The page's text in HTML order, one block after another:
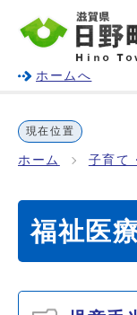
ホームへ
現在位置
ホーム 子育て
福祉医